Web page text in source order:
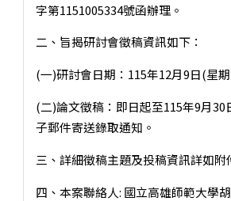
字第1151005334號函辦理。
二、旨揭研討會徵稿資訊如下：
(一)研討會日期：115年12月9日(星期
(二)論文徵稿：即日起至115年9月
子郵件寄送錄取通知。
三、詳細徵稿主題及投稿資訊詳如附
四、本案聯絡人: 國立高雄師範大學